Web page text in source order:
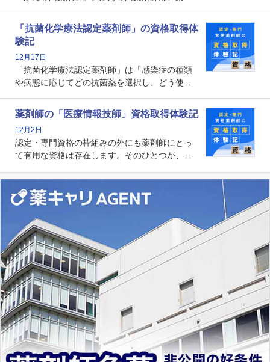
関する資格として、2009年に発足しました。薬
剤師の専門性を活かして高度化するがん医療に
貢献する姿は、今も病院薬剤師にとって一目置
かれる存在です。
「抗菌化学療法認定薬剤師」の資格取得体
験記
12月17日
「抗菌化学療法認定薬剤師」は「感染症の種類
や病態に応じてどの抗菌薬を選択し、どう使っ
る薬剤師です。現在、感染防止対策加算の施設
基準に専任の薬剤師配置が挙げられており、今
後は感染症領域で薬剤師に、より多くの役割が
求められる可能性もあります。
薬剤師の「医療情報技師」資格取得体験記
12月2日
認定・専門資格の枠組みの外にも薬剤師にとっ
て有用な資格は存在します。そのひとつが、
査データ、投薬歴など非常に多岐にわたる医療
データを利活用し、またシステム管理できるこ
とは、病院薬剤師を中心に大きな武器になりま
す。